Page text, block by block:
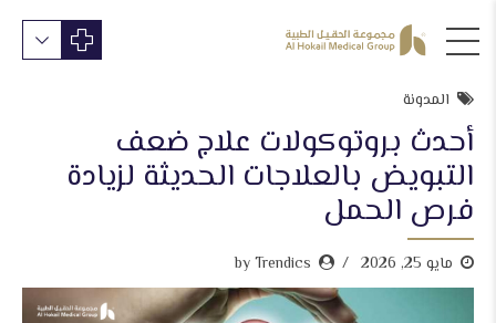
المدونة
أحدث بروتوكولات علاج ضعف
التبويض بالعلاجات الحديثة لزيادة
فرص الحمل
مايو 25, 2026 by Trendics